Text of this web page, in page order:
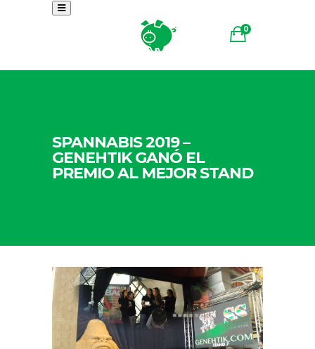
0
SPANNABIS 2019 –
GENEHTIK GANÓ EL
PREMIO AL MEJOR STAND